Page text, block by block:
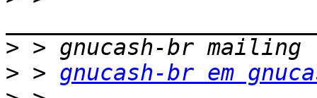
>
> > gnucash-br em